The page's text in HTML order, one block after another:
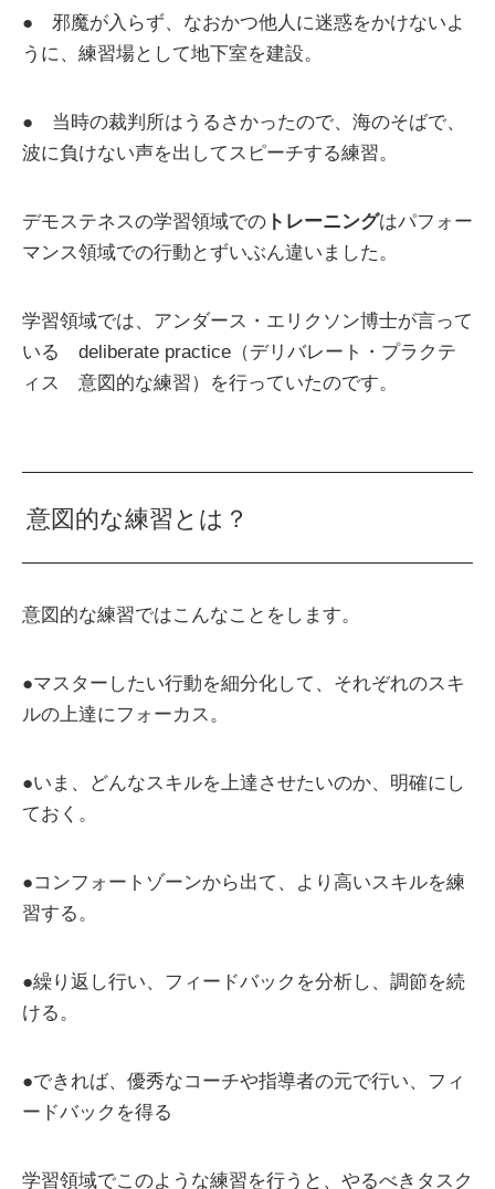
● 邪魔が入らず、なおかつ他人に迷惑をかけないよ
うに、練習場として地下室を建設。
● 当時の裁判所はうるさかったので、海のそばで、
波に負けない声を出してスピーチする練習。
デモステネスの学習領域での トレーニングはパフォー
マンス領域での行動とずいぶん違いました。
学習領域では、アンダース・エリクソン博士が言って
いる deliberate practice（デリバレート・プラクテ
ィス 意図的な練習）を行っていたのです。
意図的な練習とは？
意図的な練習ではこんなことをします。
●マスターしたい行動を細分化して、それぞれのスキ
ルの上達にフォーカス。
●いま、どんなスキルを上達させたいのか、明確にし
ておく。
●コンフォートゾーンから出て、より高いスキルを練
習する。
●繰り返し行い、フィードバックを分析し、調節を続
ける。
●できれば、優秀なコーチや指導者の元で行い、フィ
ードバックを得る
学習領域でこのような練習を行うと、やるべきタスク